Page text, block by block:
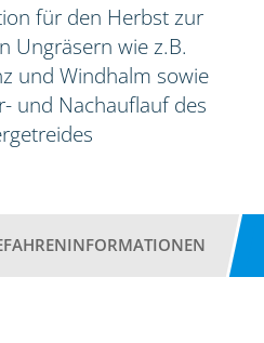
für den Herbst zur
Ungräsern wie z.B.
und Windhalm sowie
und Nachauflauf des